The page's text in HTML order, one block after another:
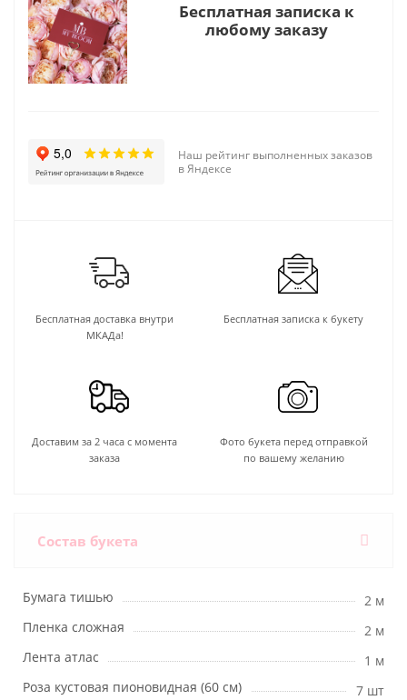
Бесплатная записка к
любому заказу
Наш рейтинг выполненных заказов
в Яндексе
Бесплатная доставка внутри
МКАДа!
Бесплатная записка к букету
Доставим за 2 часа с момента
заказа
Фото букета перед отправкой
по вашему желанию
Состав букета
Бумага тишью
2 м
Пленка сложная
2 м
Лента атлас
1 м
Роза кустовая пионовидная (60 см)
7 шт